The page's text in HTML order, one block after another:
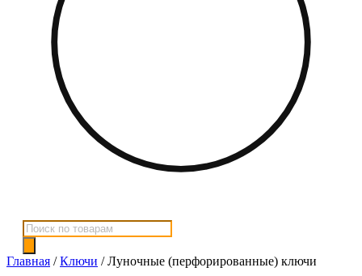
Поиск
товаров
Главная /Ключи / Луночные (перфорированные) ключи